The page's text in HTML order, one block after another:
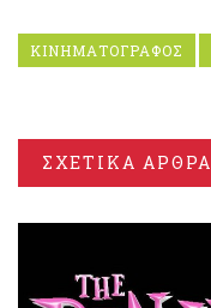
ΚΙΝΗΜΑΤΟΓΡΑΦΟΣ
ΣΧΕΤΙΚΑ ΑΡΘΡΑ